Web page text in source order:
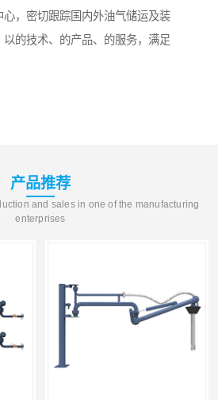
心，密切跟踪国内外油气储运及装
的技术、的产品、的服务，满足
产品推荐
and sales in one of the manufacturing
enterprises